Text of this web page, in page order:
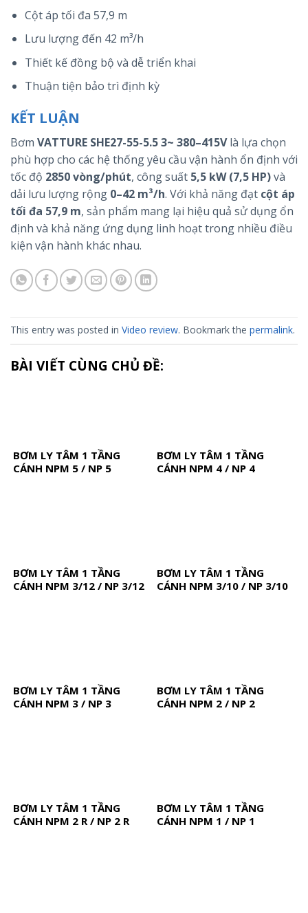
Cột áp tối đa 57,9 m
Lưu lượng đến 42 m³/h
Thiết kế đồng bộ và dễ triển khai
Thuận tiện bảo trì định kỳ
KẾT LUẬN
Bơm VATTURE SHE27-55-5.5 3~ 380–415Vlà lựa chọn
phù hợp cho các hệ thống yêu cầu vận hành ổn định với
tốc độ 2850 vòng/phút, công suất 5,5 kW (7,5 HP)và
dải lưu lượng rộng 0–42 m³/h. Với khả năng đạt cột áp
tối đa 57,9 m, sản phẩm mang lại hiệu quả sử dụng ổn
định và khả năng ứng dụng linh hoạt trong nhiều điều
kiện vận hành khác nhau.
This entry was posted in Video review. Bookmark the permalink.
BÀI VIẾT CÙNG CHỦ ĐỀ:
BƠM LY TÂM 1 TẦNG
CÁNH NPM 5 / NP 5
BƠM LY TÂM 1 TẦNG
CÁNH NPM 4 / NP 4
BƠM LY TÂM 1 TẦNG
CÁNH NPM 3/12 / NP 3/12
BƠM LY TÂM 1 TẦNG
CÁNH NPM 3/10 / NP 3/10
BƠM LY TÂM 1 TẦNG
CÁNH NPM 3 / NP 3
BƠM LY TÂM 1 TẦNG
CÁNH NPM 2 / NP 2
BƠM LY TÂM 1 TẦNG
CÁNH NPM 2 R / NP 2 R
BƠM LY TÂM 1 TẦNG
CÁNH NPM 1 / NP 1